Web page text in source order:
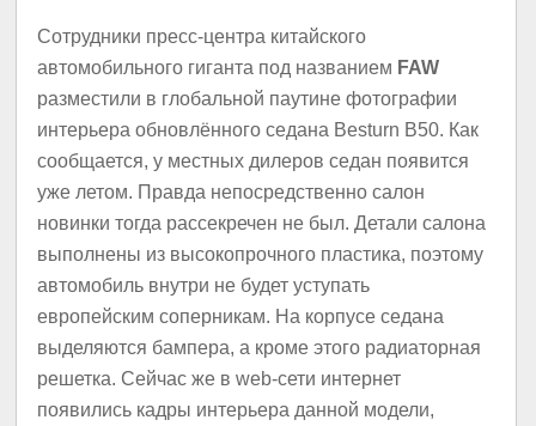
Сотрудники пресс-центра китайского
автомобильного гиганта под названием FAW
разместили в глобальной паутине фотографии
интерьера обновлённого седана Besturn В50. Как
сообщается, у местных дилеров седан появится
уже летом. Правда непосредственно салон
новинки тогда рассекречен не был. Детали салона
выполнены из высокопрочного пластика, поэтому
автомобиль внутри не будет уступать
европейским соперникам. На корпусе седана
выделяются бампера, а кроме этого радиаторная
решетка. Сейчас же в web-сети интернет
появились кадры интерьера данной модели,